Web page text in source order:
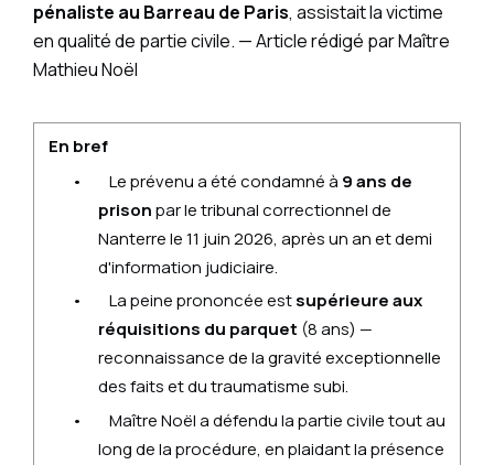
pénaliste au Barreau de Paris, assistait la victime
en qualité de partie civile. — Article rédigé par Maître
Mathieu Noël
En bref
• Le prévenu a été condamné à 9 ans de
prisonpar le tribunal correctionnel de
Nanterre le 11 juin 2026, après un an et demi
d'information judiciaire.
• La peine prononcée estsupérieure aux
réquisitions du parquet (8 ans) —
reconnaissance de la gravité exceptionnelle
des faits et du traumatisme subi.
• Maître Noël a défendu la partie civile tout au
long de la procédure, en plaidant la présence